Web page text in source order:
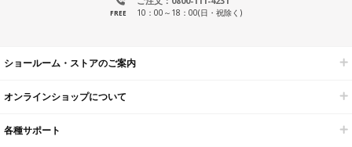
FREE 10：00～18：00(日・祝除く)
ショールーム・ストアのご案内
オンラインショップについて
各種サポート